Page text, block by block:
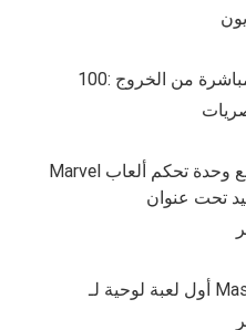
من الخروج
Marvel تحتضن الحنين إلى الماضي مع وحدة تحكم ألعاب